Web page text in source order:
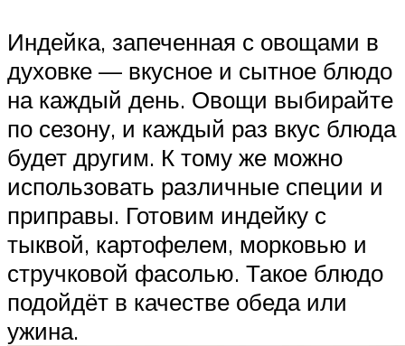
​Индейка, запеченная с овощами в
духовке​ — вкусное и сытное блюдо
на каждый день. Овощи выбирайте
по сезону, и каждый раз вкус блюда
будет другим. К тому же можно
использовать различные специи и
приправы. Готовим индейку с
тыквой, картофелем, морковью и
стручковой фасолью. Такое блюдо
подойдёт в качестве обеда или
ужина.